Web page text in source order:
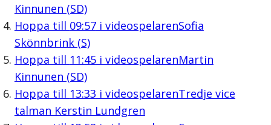
Kinnunen (SD)
Hoppa till 09:57i videospelarenSofia
Skönnbrink (S)
Hoppa till 11:45i videospelarenMartin
Kinnunen (SD)
Hoppa till 13:33 i videospelarenTredje vice
talman Kerstin Lundgren